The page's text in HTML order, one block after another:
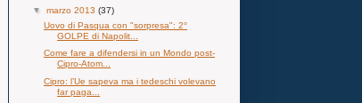
▼ marzo 2013 (37)
Uovo di Pasqua con "sorpresa": 2°
GOLPE di Napolit...
Come fare a difendersi in un Mondo post-
Cipro-Atom...
Cipro: l’Ue sapeva ma i tedeschi volevano
far paga...